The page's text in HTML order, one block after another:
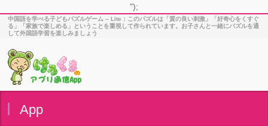
");
中国語を学べる子どもパズルゲーム – Lite：このパズルは「質の良い刺激」「好奇心をくすぐ
る」「家族で楽しめる」ということを重視して作られています。お子さんと一緒にパズルを通
して外国語学習を楽しみましょう
App